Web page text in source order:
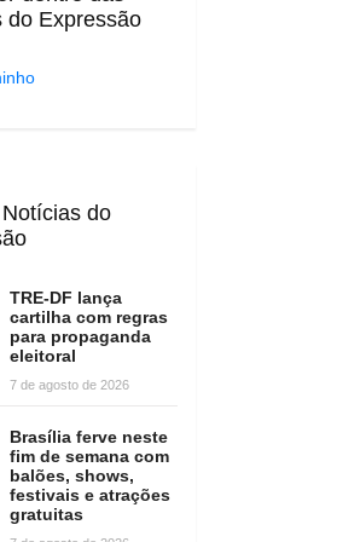
do Expressão
do
TRE-DF lança
cartilha com regras
para propaganda
eleitoral
7 de agosto de 2026
Brasília ferve neste
fim de semana com
balões, shows,
festivais e atrações
gratuitas